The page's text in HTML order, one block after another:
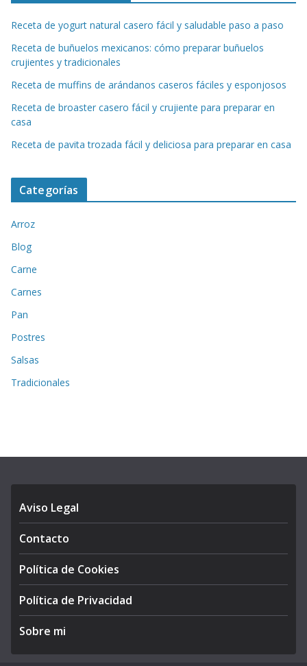
Receta de yogurt natural casero fácil y saludable paso a paso
Receta de buñuelos mexicanos: cómo preparar buñuelos
crujientes y tradicionales
Receta de muffins de arándanos caseros fáciles y esponjosos
Receta de broaster casero fácil y crujiente para preparar en
casa
Receta de pavita trozada fácil y deliciosa para preparar en casa
Categorías
Arroz
Blog
Carne
Carnes
Pan
Postres
Salsas
Tradicionales
Aviso Legal
Contacto
Política de Cookies
Política de Privacidad
Sobre mi